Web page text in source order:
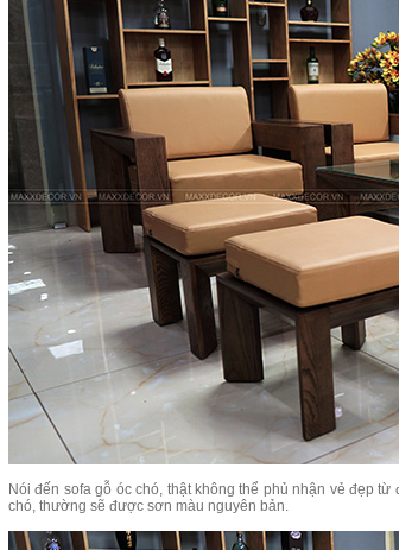
Nói đến sofa gỗ óc chó, thật không thể phủ nhận vẻ đẹp
chó, thường sẽ được sơn màu nguyên bản.